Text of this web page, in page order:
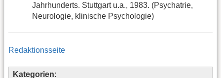
Jahrhunderts. Stuttgart u.a., 1983. (Psychatrie,
Neurologie, klinische Psychologie)
Redaktionsseite
Kategorien: